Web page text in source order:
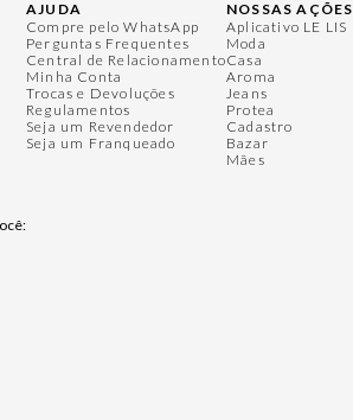
AJUDA
Compre pelo WhatsApp
Perguntas Frequentes
Central de Relacionamento
Minha Conta
Trocas e Devoluções
Regulamentos
Seja um Revendedor
Seja um Franqueado
NOSSAS AÇÕES
Aplicativo LE LIS
Moda
Casa
Aroma
Jeans
Protea
Cadastro
Bazar
Mães